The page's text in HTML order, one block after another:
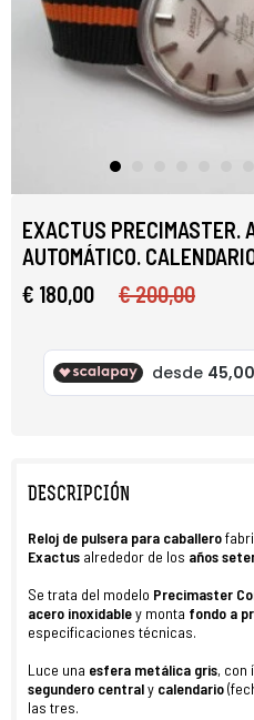
EXACTUS PRECIMASTER.
AUTOMÁTICO.
€ 180,00
€ 200,00
DESCRIPCIÓN
Reloj de pulsera para caballero
Exactus alrededor de los años
Se trata del modelo Precimaster
acero inoxidabley monta fondo a
especificaciones técnicas.
Luce una esfera metálica gris, con
segundero centraly calendario
las tres.